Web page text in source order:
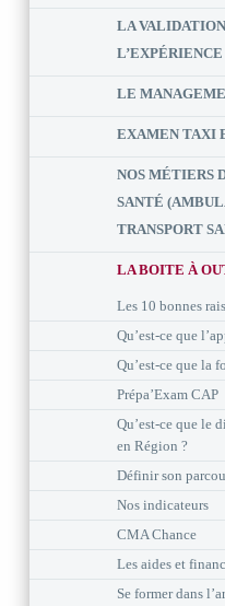
LA
L’EXPÉRIENCE
LE
EXAMEN TAXI
NOS MÉTIERS
SANTÉ
TRANSPORT
LA BOITE À
Les 10 bonnes
Qu’est-ce que
Qu’est-ce que la
Prépa’Exam CAP
Qu’est-ce que le
en Région ?
Définir son
Nos indicateurs
CMA Chance
Les aides et
Se former dans